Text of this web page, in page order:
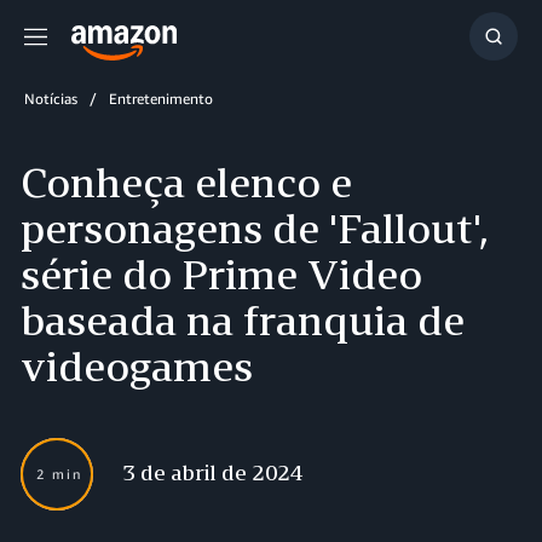
Menu
Notícias Entretenimento
Conheça elenco e
personagens de 'Fallout',
série do Prime Video
baseada na franquia de
videogames
2 min 3 de abril de 2024